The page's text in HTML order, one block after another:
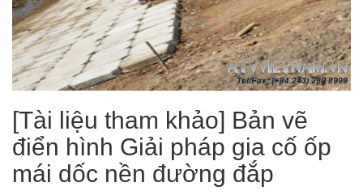
[Tài liệu tham khảo] Bản vẽ
điển hình Giải pháp gia cố ốp
mái dốc nền đường đắp